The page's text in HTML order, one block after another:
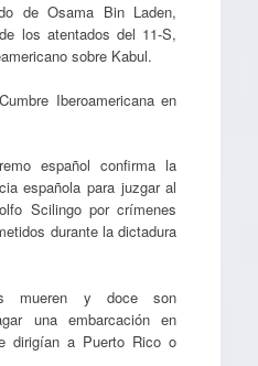
de Osama Bin Laden,
los atentados del 11-S,
sobre Kabul.
Iberoamericana en
español confirma la
española para juzgar al
Scilingo por crímenes
durante la dictadura
mueren y doce son
una embarcación en
dirigían a Puerto Rico o